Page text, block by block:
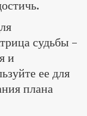
судьбы –
и
ее для
плана